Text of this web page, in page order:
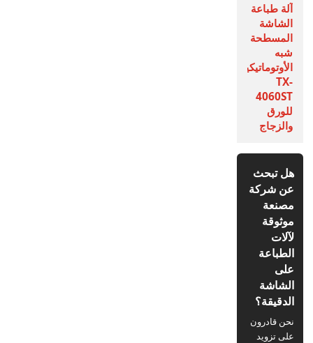
آلة طباعة
الشاشة
المسطحة
شبه
الأوتوماتيكية
TX-
4060ST
للورق
والزجاج
هل تبحث
عن شركة
مصنعة
موثوقة
لآلات
الطباعة
على
الشاشة
الدقيقة؟
نحن قادرون
على تزويد